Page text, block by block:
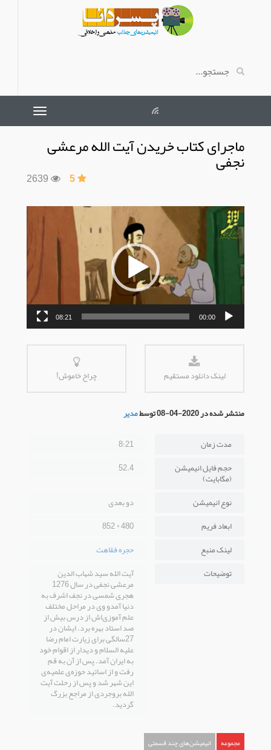
ماجرای کتاب خریدن آیت الله مرعشی
نجفی
2639 5
نمایشگر
ویدیو
00:00
08:21
لینک دانلود مستقیم چراخ خاموش!
منتشر شده در 2020-04-08 توسط
مدیر
مدت زمان
8:21
حجم فایل انیمیشن
(مگابایت)
52.4
نوع انیمیشن
دو بعدی
ابعاد فریم
480 * 852
لینک منبع
حجره فقاهت
توضیحات
آیت الله سید شهاب الدین
مرعشی نجفی در سال 1276
هجری شمسی در نجف اشرف به
دنیا آمدو وی در مراحل مختلف
علم آموزی‌اش از درس بیش از
صد استاد بهره برد. ایشان در
27سالگی برای زیارت امام رضا
علیه السلام و دیدار از اقوام خود
به ایران آمد. پس از آن به قم
رفت و از اساتید حوزه‌ی علمیه‌ی
این شهر شد و پس از رحلت آیت
الله بروجردی از مراجع بزرگ
گردید.
مجموعه
انیمیشن‌های چند قسمتی